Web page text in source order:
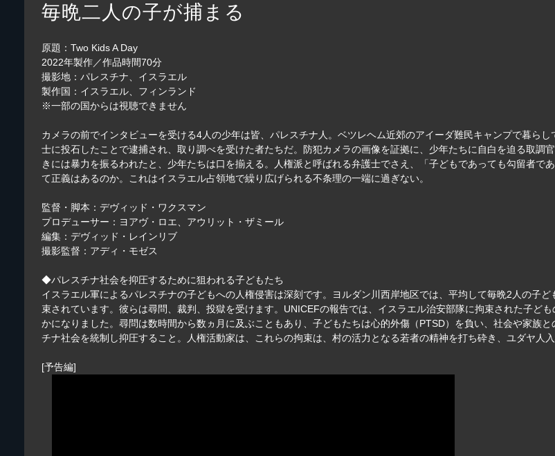
毎晩二人の子が捕まる
原題：Two Kids A Day
2022年製作／作品時間70分
撮影地：パレスチナ、イスラエル
製作国：イスラエル、フィンランド
※一部の国からは視聴できません
カメラの前でインタビューを受ける4人の少年は皆、パレスチナ人。ベツレヘム近郊のアイーダ難民キャンプで暮ら
士に投石したことで逮捕され、取り調べを受けた者たちだ。防犯カメラの画像を証拠に、少年たちに自白を迫る取調
きには暴力を振るわれたと、少年たちは口を揃える。人権派と呼ばれる弁護士でさえ、「子どもであっても勾留者
て正義はあるのか。これはイスラエル占領地で繰り広げられる不条理の一端に過ぎない。
監督・脚本：デヴィッド・ワクスマン
プロデューサー：ヨアヴ・ロエ、アウリット・ザミール
編集：デヴィッド・レインリブ
撮影監督：アディ・モゼス
◆パレスチナ社会を抑圧するために狙われる子どもたち
イスラエル軍によるパレスチナの子どもへの人権侵害は深刻です。ヨルダン川西岸地区では、平均して毎晩2人の子
束されています。彼らは尋問、裁判、投獄を受けます。UNICEFの報告では、イスラエル治安部隊に拘束された子ど
かになりました。尋問は数時間から数ヵ月に及ぶこともあり、子どもたちは心的外傷（PTSD）を負い、社会や家族
チナ社会を統制し抑圧すること。人権活動家は、これらの拘束は、村の活力となる若者の精神を打ち砕き、ユダヤ人
[予告編]